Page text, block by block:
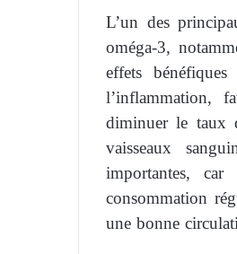
L’un des
oméga-3,
effets
l’inflammation,
diminuer le taux
vaisseaux
importantes,
consommation
une bonne